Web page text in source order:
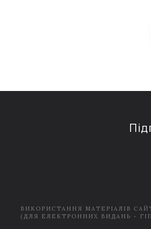
ВИКОРИСТАННЯ МАТЕРІАЛІВ
(ДЛЯ ЕЛЕКТРОННИХ ВИДАНЬ -